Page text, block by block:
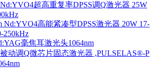
Nd:YVO4超高重复率DPSS调Q激光器 25W
Nd:YVO4高能紧凑型DPSS激光器 20W 17-
250kHz
毫焦耳激光头1064nm
动调Q微芯片固态激光器 ,PULSELAS®-P